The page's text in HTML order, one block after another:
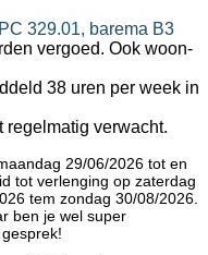
PC 329.01, barema B3
vergoed. Ook woon-
38 uren per week in
regelmatig verwacht.
29/06/2026 tot en
tot verlenging op zaterdag
tem zondag 30/08/2026.
ben je wel super